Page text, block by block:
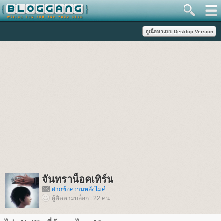
จันทราน็อคเทิร์น
ฝากข้อความหลังไมค์
ผู้ติดตามบล็อก : 22 คน